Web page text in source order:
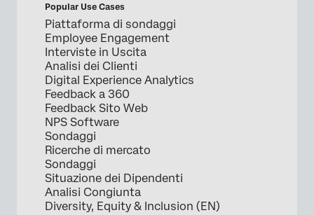
Popular Use Cases
Piattaforma di sondaggi
Employee Engagement
Interviste in Uscita
Analisi dei Clienti
Digital Experience Analytics
Feedback a 360
Feedback Sito Web
NPS Software
Sondaggi
Ricerche di mercato
Sondaggi
Situazione dei Dipendenti
Analisi Congiunta
Diversity, Equity & Inclusion (EN)